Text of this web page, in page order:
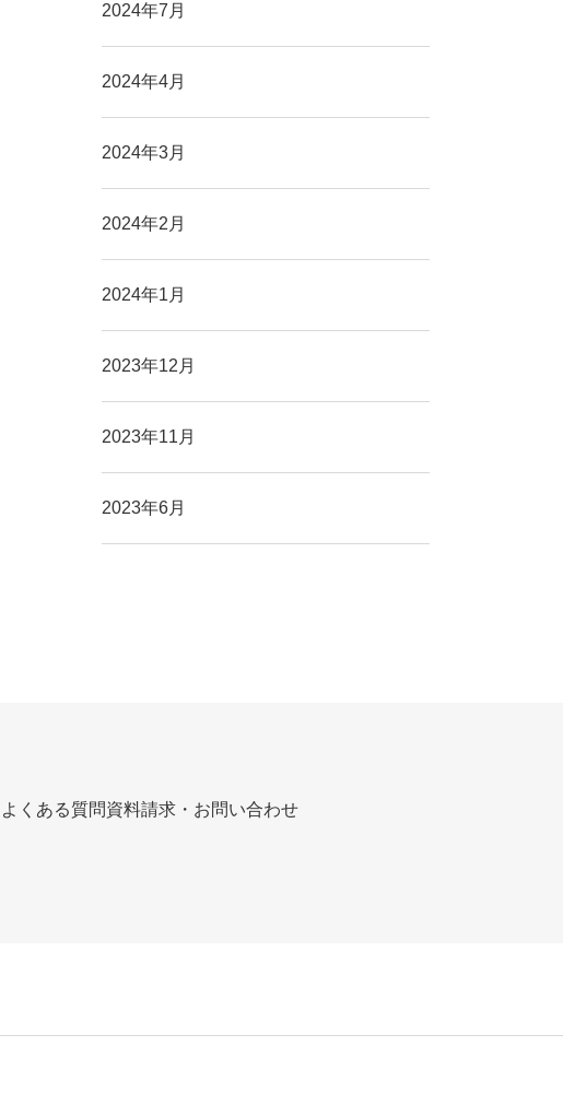
2024年7月
2024年4月
2024年3月
2024年2月
2024年1月
2023年12月
2023年11月
2023年6月
よくある質問資料請求・お問い合わせ